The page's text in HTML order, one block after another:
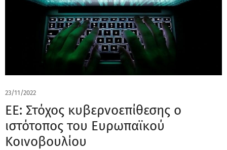
23/11/2022
ΕΕ: Στόχος κυβερνοεπίθεσης ο
ιστότοπος του Ευρωπαϊκού
Κοινοβουλίου